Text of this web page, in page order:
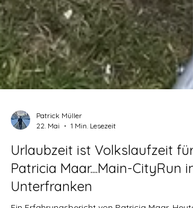
Patrick Müller
22. Mai
1 Min. Lesezeit
Urlaubzeit ist Volkslaufzeit für